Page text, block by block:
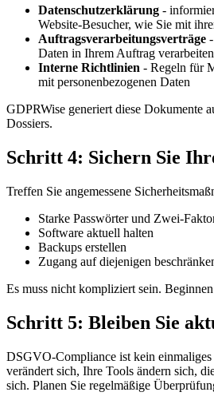
Datenschutzerklärung -
Website-Besucher, wie Sie mit
Auftragsverarbeitungsverträge
Daten in Ihrem Auftrag verarbeiten
Interne Richtlinien - Regeln für
mit personenbezogenen Daten
GDPRWise generiert diese Dokumente
Dossiers.
Schritt 4: Sichern Sie
Treffen Sie angemessene
Starke Passwörter und Zwei-
Software aktuell halten
Backups erstellen
Zugang auf diejenigen
Es muss nicht kompliziert sein.
Schritt 5: Bleiben Sie
DSGVO-Compliance ist kein
verändert sich, Ihre Tools ändern sich,
sich. Planen Sie regelmäßige